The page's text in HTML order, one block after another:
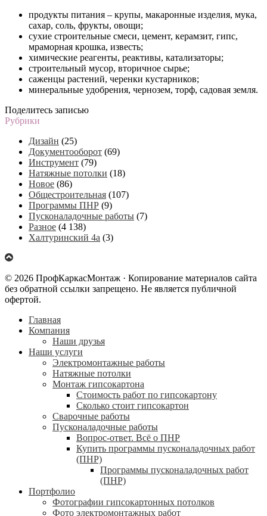
продукты питания – крупы, макаронные изделия, мука,
сахар, соль, фрукты, овощи;
сухие строительные смеси, цемент, керамзит, гипс,
мраморная крошка, известь;
химические реагенты, реактивы, катализаторы;
строительный мусор, вторичное сырье;
саженцы растений, черенки кустарников;
минеральные удобрения, чернозем, торф, садовая земля.
Поделитесь записью
Рубрики
Дизайн (25)
Документооборот (69)
Инструмент (79)
Натяжные потолки (18)
Новое (86)
Общестроительная (107)
Программы ПНР (9)
Пусконаладочные работы (7)
Разное (4 138)
Халтуринский 4а (3)
© 2026 ПрофКаркасМонтаж · Копирование материалов сайта
без обратной ссылки запрещено. Не является публичной
офертой.
Главная
Компания
Наши друзья
Наши услуги
Электромонтажные работы
Натяжные потолки
Монтаж гипсокартона
Стоимость работ по гипсокартону
Сколько стоит гипсокартон
Сварочные работы
Пусконаладочные работы
Вопрос-ответ. Всё о ПНР
Купить программы пусконаладочных работ
(ПНР)
Программы пусконаладочных работ
(ПНР)
Портфолио
Фотографии гипсокартонных потолков
Фото электромонтажных работ